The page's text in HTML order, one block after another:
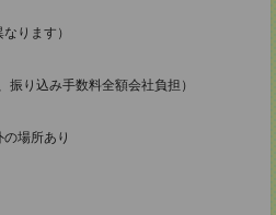
ります）
り込み手数料全額会社負担）
場所あり